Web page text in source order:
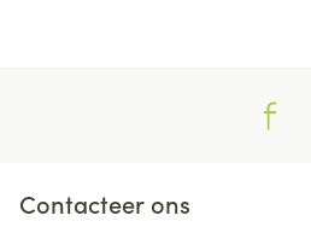
Contacteer ons